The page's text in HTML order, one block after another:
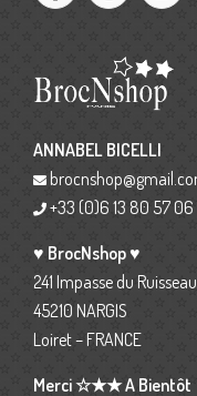
ANNABEL BICELLI
+33 (0)6 13 80 57 06
♥ BrocNshop ♥
241 Impasse du Ruisseau
45210 NARGIS
Loiret – FRANCE
Merci ☆★★ A Bientôt